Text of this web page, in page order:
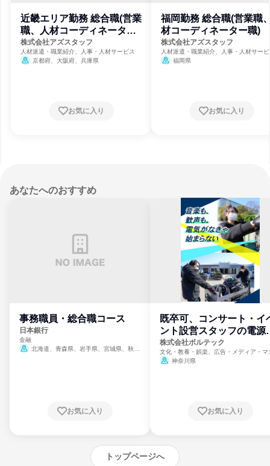
近畿エリア勤務 総合職(営業
職、人材コーディネーター
職)
株式会社アズスタッフ
人材派遣・職業紹介、人事・人材サービス
京都府、大阪府、兵庫県
お気に入り
福岡勤務 総合職(営業職
材コーディネーター職)
株式会社アズスタッフ
人材派遣・職業紹介、人事・人材サー
福岡県
お気に入り
あなたへのおすすめ
事務職員・総合職コース
日本銀行
金融
北海道、青森県、岩手県、宮城県、秋田
崎県、熊本県、大分県、宮崎県、鹿児島県、
お気に入り
既卒可、コンサート・イ
ント設営スタッフの電源
門
株式会社ボルテック
文化・教養・娯楽、広告・メディア・マ
ミ、電力・ガス・水道・エネルギー
神奈川県
お気に入り
トップページへ